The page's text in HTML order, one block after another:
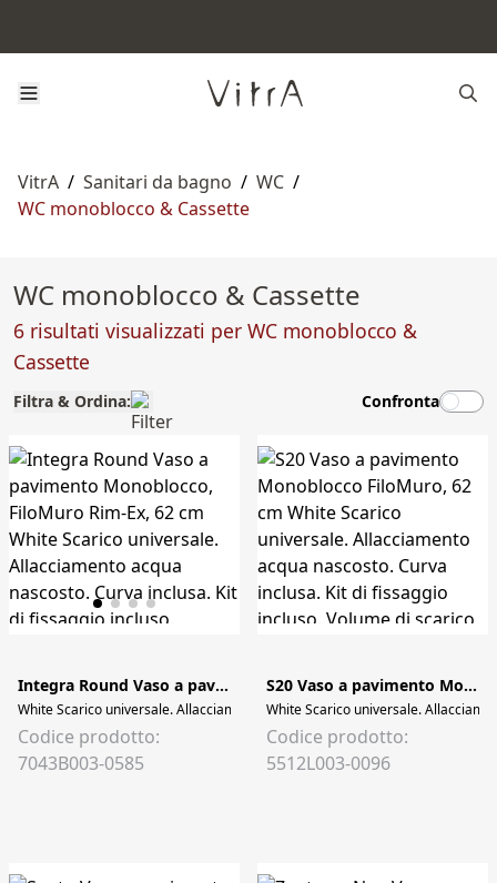
VitrA / Sanitari da bagno / WC /
WC monoblocco & Cassette
WC monoblocco & Cassette
6 risultati visualizzati per WC monoblocco &
Cassette
Filtra & Ordina: Confronta
Integra Round Vaso a pavimento Monoblocco, FiloMuro Rim-Ex, 62 cm
White Scarico universale. Allacciamento acqua nascosto. Curva inclusa. Kit
Codice prodotto:
7043B003-0585
S20 Vaso a pavimento Monoblocco FiloMuro, 62 cm
White Scarico universale.
Codice prodotto:
5512L003-0096